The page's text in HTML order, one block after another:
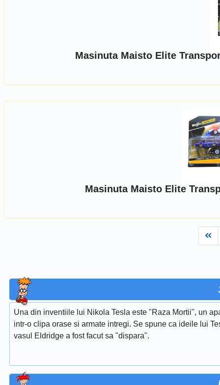
Masinuta Maisto Elite
Masinuta Maisto Elite
Una din inventiile lui Nikola Tesla este "Raza Mortii", un
intr-o clipa orase si armate intregi. Se spune ca ideile lui
vasul Eldridge a fost facut sa "dispara".